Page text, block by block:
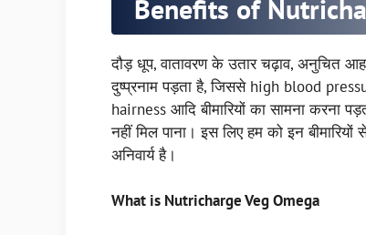
Benefits of
दौड़ धूप, वातावरण के उतार चढ़ाव, अनुचित
दुष्प्रनाम पड़ता है, जिससे high blood
hairness आदि बीमारियों का सामना करना
नहीं मिल पाना। इस लिए हम को इन
अनिवार्य है।
What is Nutricharge Veg Omega